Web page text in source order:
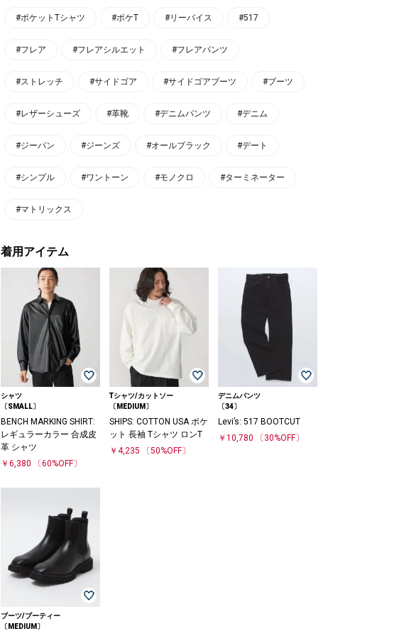
#ポケットTシャツ #ポケT #リーバイス #517
#フレア #フレアシルエット #フレアパンツ
#ストレッチ #サイドゴア #サイドゴアブーツ #ブーツ
#レザーシューズ #革靴 #デニムパンツ #デニム
#ジーパン #ジーンズ #オールブラック #デート
#シンプル #ワントーン #モノクロ #ターミネーター
#マトリックス
着用アイテム
シャツ
〔SMALL〕
BENCH MARKING SHIRT:
レギュラーカラー 合成皮
革 シャツ
￥6,380
〔60%OFF〕
Tシャツ/カットソー
〔MEDIUM〕
SHIPS: COTTON USA ポケ
ット 長袖 Tシャツ ロンT
￥4,235
〔50%OFF〕
デニムパンツ
〔34〕
Levi’s: 517 BOOTCUT
￥10,780
〔30%OFF〕
ブーツ/ブーティー
〔MEDIUM〕